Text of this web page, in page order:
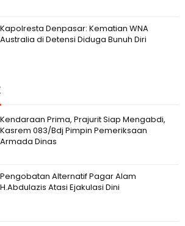
Kapolresta Denpasar: Kematian WNA
Australia di Detensi Diduga Bunuh Diri
Kendaraan Prima, Prajurit Siap Mengabdi,
Kasrem 083/Bdj Pimpin Pemeriksaan
Armada Dinas
Pengobatan Alternatif Pagar Alam
H.Abdulazis Atasi Ejakulasi Dini